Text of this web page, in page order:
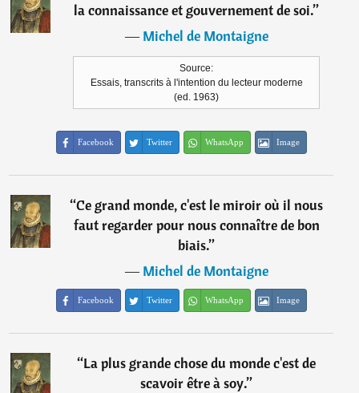
la connaissance et gouvernement de soi.”
―Michel de Montaigne
Source:
Essais, transcrits à l'intention du lecteur moderne
(ed. 1963)
Facebook Twitter WhatsApp Image
“Ce grand monde, c'est le miroir où il nous
faut regarder pour nous connaître de bon
biais.”
―Michel de Montaigne
Facebook Twitter WhatsApp Image
“La plus grande chose du monde c'est de
scavoir être à soy.”